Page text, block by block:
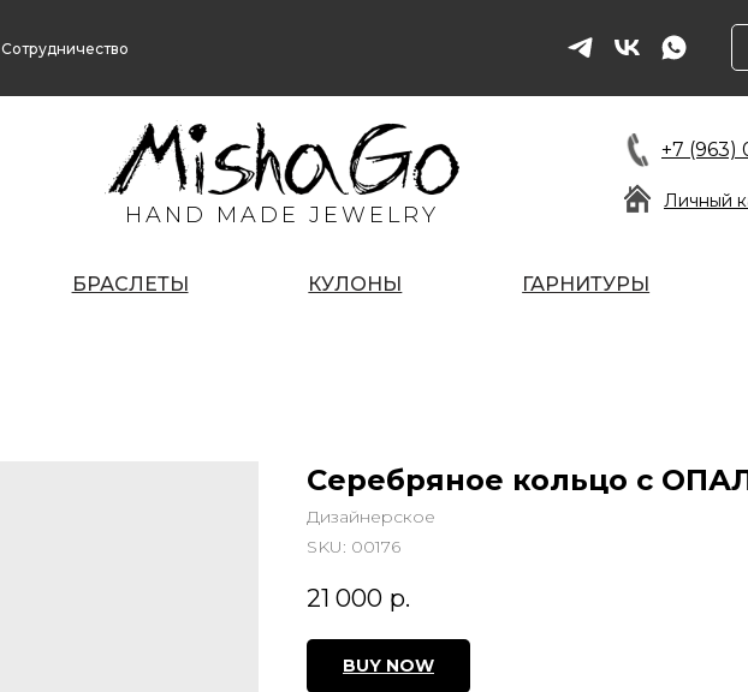
Сотрудничество
HAND MADE JEWELRY
+7 (963)
Личный
БРАСЛЕТЫ КУЛОНЫ ГАРНИТУРЫ
Серебряное кольцо с
Дизайнерское
SKU: 00176
21 000 р.
BUY NOW